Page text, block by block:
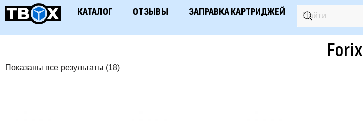
КАТАЛОГ ОТЗЫВЫ ЗАПРАВКА КАРТРИДЖЕЙ
Forix
Показаны все результаты (18)